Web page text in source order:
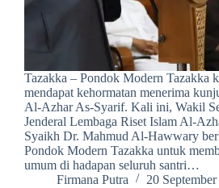
Tazakka – Pondok Modern Tazakka
mendapat kehormatan menerima
Al-Azhar As-Syarif. Kali ini, Wakil
Jenderal Lembaga Riset Islam Al-
Syaikh Dr. Mahmud Al-Hawwary
Pondok Modern Tazakka untuk
umum di hadapan seluruh santri…
Firmana Putra
20